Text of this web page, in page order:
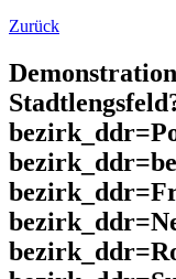
Zurück